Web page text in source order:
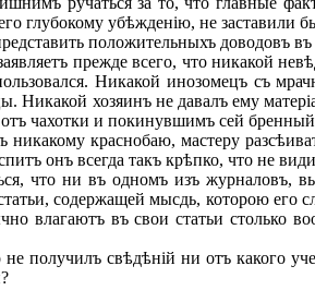
глубокому убѣжденію, не заставили
положительныхъ доводовъ въ
прежде всего, что никакой
Никакой инозомецъ съ
Никакой хозяинъ не давалъ ему
чахотки и покинувшимъ сей бренный
краснобаю, мастеру
онъ всегда такъ крѣпко, что не
что ни въ одномъ изъ журналовъ,
содержащей мысдь, которою его
влагаютъ въ свои статьи столько
получилъ свѣдѣній ни отъ какого